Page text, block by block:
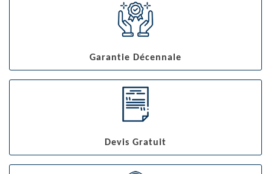
Garantie Décennale
Devis Gratuit